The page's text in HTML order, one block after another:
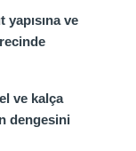
ve
ve kalça
dengesini